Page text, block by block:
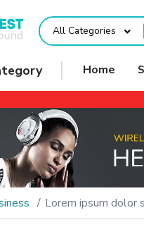
All Categories
Home
Lorem ipsum dolor